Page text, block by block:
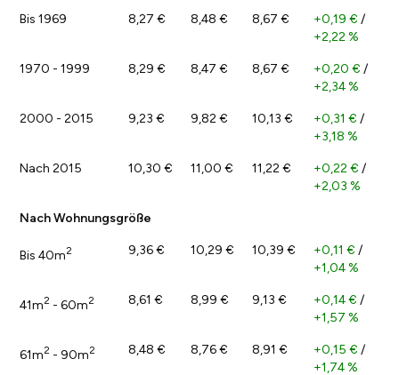
Bis 1969 8,27 € 8,48 € 8,67 € +0,19 € /
+2,22 %
1970 - 1999 8,29 € 8,47 € 8,67 € +0,20 € /
+2,34 %
2000 - 2015 9,23 € 9,82 € 10,13 € +0,31 € /
+3,18 %
Nach 2015 10,30 € 11,00 € 11,22 € +0,22 € /
+2,03 %
Nach Wohnungsgröße
Bis 40m2 9,36 € 10,29 € 10,39 € +0,11 € /
+1,04 %
41m2 - 60m2 8,61 € 8,99 € 9,13 € +0,14 € /
+1,57 %
61m2 - 90m2 8,48 € 8,76 € 8,91 € +0,15 € /
+1,74 %